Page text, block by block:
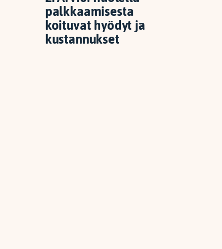
palkkaamisesta
koituvat hyödyt ja
kustannukset